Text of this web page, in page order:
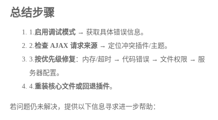
总结步骤
1.启用调试模式 → 获取具体错误信息。
2.检查 AJAX 请求来源 → 定位冲突插件/主题。
3.按优先级修复 ：内存/超时 → 代码错误 → 文件权限 → 服
务器配置。
4.重装核心文件或回退插件。
若问题仍未解决，提供以下信息寻求进一步帮助：